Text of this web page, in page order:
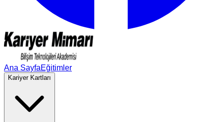
Ana SayfaEğitimler
Kariyer Kartları